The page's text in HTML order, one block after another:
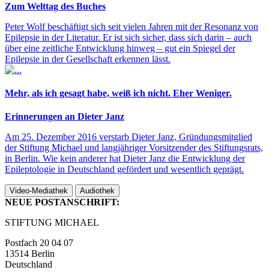
Zum Welttag des Buches
Peter Wolf beschäftigt sich seit vielen Jahren mit der Resonanz von
Epilepsie in der Literatur. Er ist sich sicher, dass sich darin – auch
über eine zeitliche Entwicklung hinweg – gut ein Spiegel der
Epilepsie in der Gesellschaft erkennen lässt.
Mehr, als ich gesagt habe, weiß ich nicht. Eher Weniger.
Erinnerungen an Dieter Janz
Am 25. Dezember 2016 verstarb Dieter Janz, Gründungsmitglied
der Stiftung Michael und langjähriger Vorsitzender des Stiftungsrats,
in Berlin. Wie kein anderer hat Dieter Janz die Entwicklung der
Epileptologie in Deutschland gefördert und wesentlich geprägt.
Video-Mediathek Audiothek
NEUE POSTANSCHRIFT:
STIFTUNG MICHAEL
Postfach 20 04 07
13514 Berlin
Deutschland